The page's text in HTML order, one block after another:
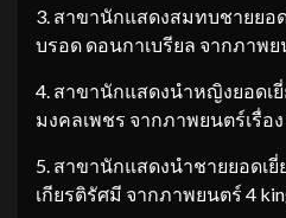
3. สาขานักแสดงสมทบชายยอ
บรอด ดอนกาเบรียล จากภาพย
4. สาขานักแสดงนำหญิงยอดเ
มงคลเพชร จากภาพยนตร์เรื่อง
5. สาขานักแสดงนำชายยอดเ
เกียรติรัศมี จากภาพยนตร์ 4